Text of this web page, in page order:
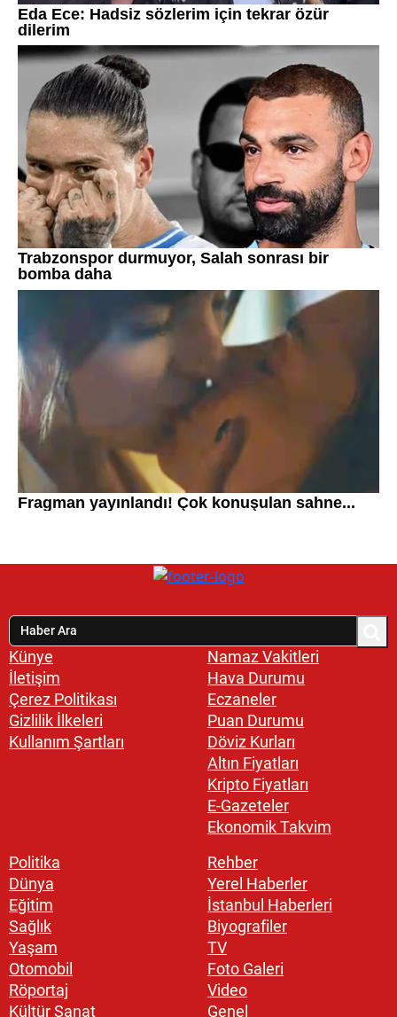
Künye
İletişim
Çerez Politikası
Gizlilik İlkeleri
Kullanım Şartları
Namaz Vakitleri
Hava Durumu
Eczaneler
Puan Durumu
Döviz Kurları
Altın Fiyatları
Kripto Fiyatları
E-Gazeteler
Ekonomik Takvim
Politika
Dünya
Eğitim
Sağlık
Yaşam
Otomobil
Röportaj
Kültür Sanat
Rehber
Yerel Haberler
İstanbul Haberleri
Biyografiler
TV
Foto Galeri
Video
Genel